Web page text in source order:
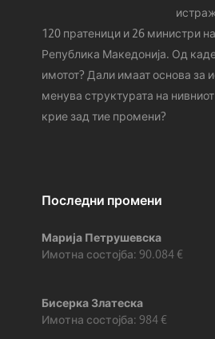
120 пратеници и 26 министри
Република Македонија. Од
имотот? Дали имаат основа за
менува структурата на
крие зад тие промени?
Последни промени
Марија Петрушевска
90.084€
Бисерка Златеска
984€